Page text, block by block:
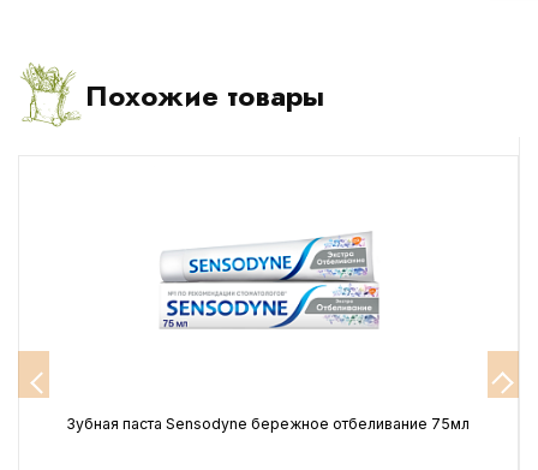
Похожие товары
Зубная паста Sensodyne бережное отбеливание 75мл